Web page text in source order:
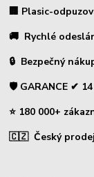
🏢 Plasic-
🚚 Rychlé
🔒 Bezpečný
🛡️ GARANCE ✔
⭐ 180 000+
🇨🇿 Český